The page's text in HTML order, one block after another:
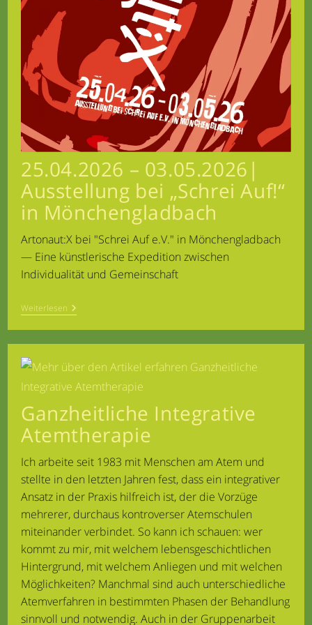
25.04.2026 – 03.05.2026|
Ausstellung bei „Schrei Auf!“
in Mönchengladbach
Artonaut:X bei "Schrei Auf e.V." in Mönchengladbach
— Eine künstlerische Expedition zwischen
Individualität und Gemeinschaft
Weiterlesen25.04.2026
–
03.05.2026|
Ausstellung
„Schrei
Auf!“
In
Mönchengladbach
Ganzheitliche Integrative
Atemtherapie
Ich arbeite seit 1983 mit Menschen am Atem und
stellte in den letzten Jahren fest, dass ein integrativer
Ansatz in der Praxis hilfreich ist, der die Vorzüge
mehrerer, durchaus kontroverser Atemschulen
miteinander verbindet. So kann ich schauen: wer
kommt zu mir, mit welchem lebensgeschichtlichen
Hintergrund, mit welchem Anliegen und mit welchen
Möglichkeiten? Manchmal sind auch unterschiedliche
Atemverfahren in bestimmten Phasen der Behandlung
sinnvoll und notwendig. Auch in der Gruppenarbeit